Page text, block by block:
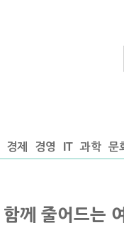
경제 경영 IT 과학 문
께 줄어드는